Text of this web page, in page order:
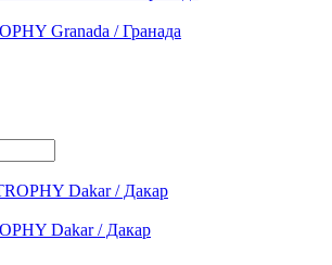
Granada / Гранада
Dakar / Дакар